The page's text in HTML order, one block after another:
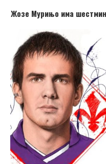
Жозе Мурињо има